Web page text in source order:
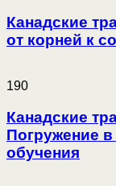
Канадские
от корней к
190
Канадские
Погружение
обучения